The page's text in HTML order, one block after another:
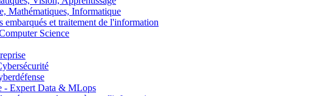
Mathématiques, Informatique
et traitement de l'information
Science
Expert Data & MLops